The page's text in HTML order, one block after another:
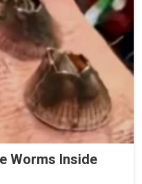
Worms Inside